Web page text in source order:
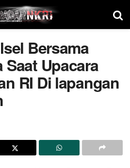
Bersama
Upacara
RI Di lapangan